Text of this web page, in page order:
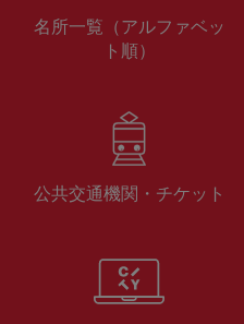
名所一覧（アルファベッ
ト順）
公共交通機関・チケット